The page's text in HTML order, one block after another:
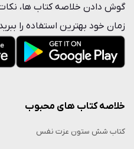
گوش دادن خلاصه‌ کتاب ها، نکات
زمان خود بهترین استفاده را
خلاصه کتاب‌ های محبوب
کتاب شش ستون عزت نفس